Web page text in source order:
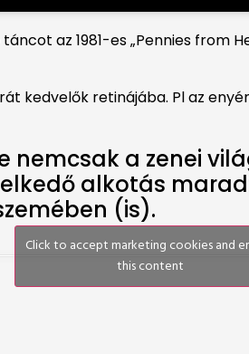
az 1981-es „Pennies
kedvelők retinájába. Pl az
nemcsak a zenei
alkotás
(is).
Click to accept marketing cookies and
this content